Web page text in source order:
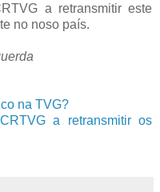
a retransmitir este
no noso país.
na TVG?
a retransmitir os